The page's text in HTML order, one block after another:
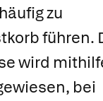
zu
führen.
wird
bei